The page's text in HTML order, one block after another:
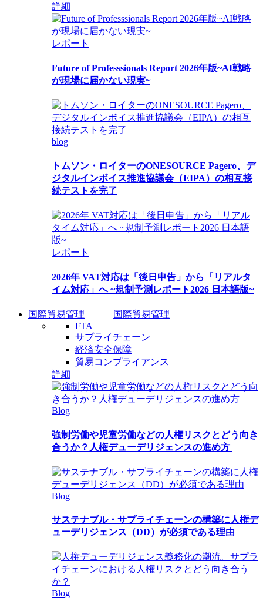
詳細
レポート
Future of Professsionals Report 2026年版~AI戦略
が現場に届かない現実~
blog
トムソン・ロイターのONESOURCE Pagero、デ
ジタルインボイス推進協議会（EIPA）の相互接
続テストを完了
レポート
2026年 VAT対応は「後日申告」から「リアルタ
イム対応」へ ~規制予測レポート2026 日本語版~
国際貿易管理
国際貿易管理
FTA
サプライチェーン
経済安全保障
貿易コンプライアンス
詳細
Blog
強制労働や児童労働などの人権リスクとどう向き
合うか？人権デューデリジェンスの進め方
Blog
サステナブル・サプライチェーンの構築に人権デ
ューデリジェンス（DD）が必須である理由
Blog